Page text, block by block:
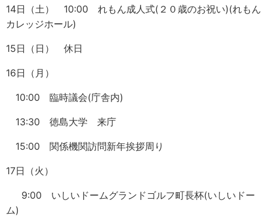
14日（土） 10:00 れもん成人式(２０歳のお祝い)(れもん
カレッジホール)
15日（日） 休日
16日（月）
10:00 臨時議会(庁舎内)
13:30 徳島大学 来庁
15:00 関係機関訪問新年挨拶周り
17日（火）
9:00 いしいドームグランドゴルフ町長杯(いしいドー
ム)